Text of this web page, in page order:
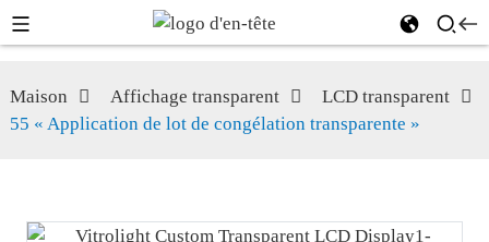
Maison Affichage transparent
LCD transparent
55 « Application de lot de congélation transparente »